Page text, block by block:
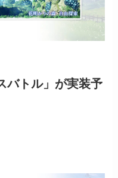
バトル」が実装予